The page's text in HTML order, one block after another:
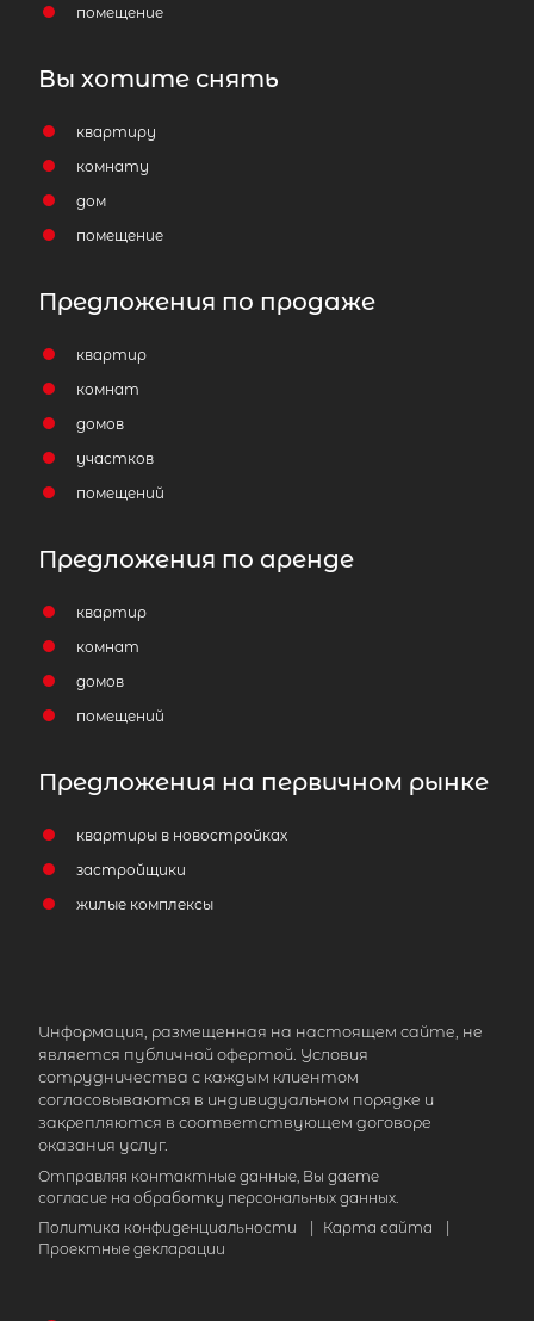
1-комнатная квартира площадью
ЛО, Всеволожский р-н, Мурино г,
Екатерининская ул, д 30
6 200 000
Площадь кухни
Жилая площадь
помещение
Вы хотите снять
квартиру
комнату
дом
помещение
Предложения по продаже
квартир
комнат
домов
участков
помещений
Предложения по аренде
квартир
комнат
домов
помещений
Предложения на первичном рынке
квартиры в новостройках
застройщики
жилые комплексы
Информация, размещенная на настоящем сайте, не
является публичной офертой. Условия
сотрудничества с каждым клиентом
согласовываются в индивидуальном порядке и
закрепляются в соответствующем договоре
оказания услуг.
Отправляя контактные данные, Вы даете
согласие на обработку персональных данных.
Политика конфиденциальности
Карта сайта
Проектные декларации